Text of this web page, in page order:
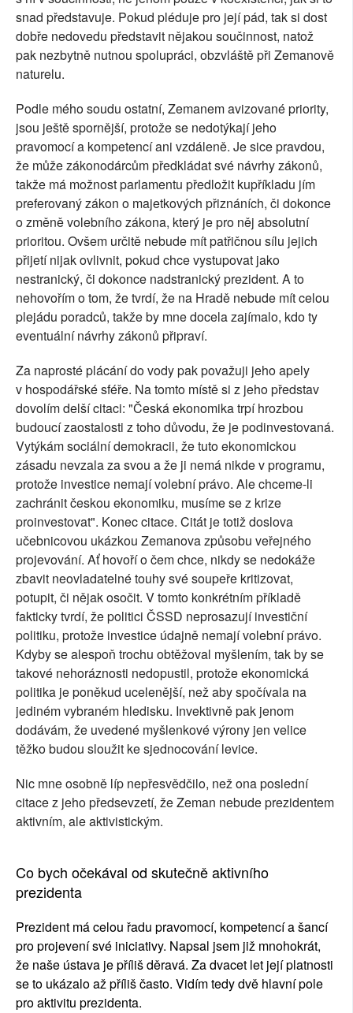
snad představuje. Pokud pléduje pro její pád, tak si dost
dobře nedovedu představit nějakou součinnost, natož
pak nezbytně nutnou spolupráci, obzvláště při Zemanově
naturelu.
Podle mého soudu ostatní, Zemanem avizované priority,
jsou ještě spornější, protože se nedotýkají jeho
pravomocí a kompetencí ani vzdáleně. Je sice pravdou,
že může zákonodárcům předkládat své návrhy zákonů,
takže má možnost parlamentu předložit kupříkladu jím
preferovaný zákon o majetkových přiznáních, či dokonce
o změně volebního zákona, který je pro něj absolutní
prioritou. Ovšem určitě nebude mít patřičnou sílu jejich
přijetí nijak ovlivnit, pokud chce vystupovat jako
nestranický, či dokonce nadstranický prezident. A to
nehovořím o tom, že tvrdí, že na Hradě nebude mít celou
plejádu poradců, takže by mne docela zajímalo, kdo ty
eventuální návrhy zákonů připraví.
Za naprosté plácání do vody pak považuji jeho apely
v hospodářské sféře. Na tomto místě si z jeho představ
dovolím delší citaci: "Česká ekonomika trpí hrozbou
budoucí zaostalosti z toho důvodu, že je podinvestovaná.
Vytýkám sociální demokracii, že tuto ekonomickou
zásadu nevzala za svou a že ji nemá nikde v programu,
protože investice nemají volební právo. Ale chceme-li
zachránit českou ekonomiku, musíme se z krize
proinvestovat". Konec citace. Citát je totiž doslova
učebnicovou ukázkou Zemanova způsobu veřejného
projevování. Ať hovoří o čem chce, nikdy se nedokáže
zbavit neovladatelné touhy své soupeře kritizovat,
potupit, či nějak osočit. V tomto konkrétním příkladě
fakticky tvrdí, že politici ČSSD neprosazují investiční
politiku, protože investice údajně nemají volební právo.
Kdyby se alespoň trochu obtěžoval myšlením, tak by se
takové nehoráznosti nedopustil, protože ekonomická
politika je poněkud ucelenější, než aby spočívala na
jediném vybraném hledisku. Invektivně pak jenom
dodávám, že uvedené myšlenkové výrony jen velice
těžko budou sloužit ke sjednocování levice.
Nic mne osobně líp nepřesvědčilo, než ona poslední
citace z jeho předsevzetí, že Zeman nebude prezidentem
aktivním, ale aktivistickým.
Co bych očekával od skutečně aktivního
prezidenta
Prezident má celou řadu pravomocí, kompetencí a šancí
pro projevení své iniciativy. Napsal jsem již mnohokrát,
že naše ústava je příliš děravá. Za dvacet let její platnosti
se to ukázalo až příliš často. Vidím tedy dvě hlavní pole
pro aktivitu prezidenta.